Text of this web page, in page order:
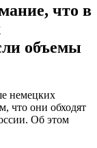
что в
объемы
немецких
что они обходят
Об этом